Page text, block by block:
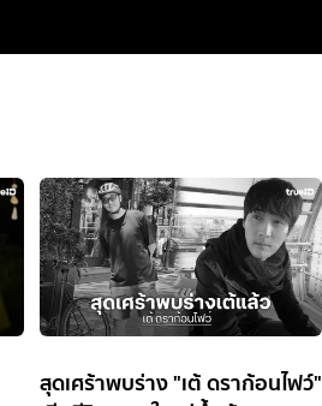
สุดเศร้าพบร่าง "เต้ ดราก้อนไฟว์"